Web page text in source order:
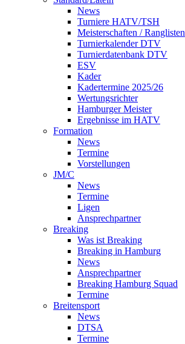
News
Turniere HATV/TSH
Meisterschaften / Ranglisten
Turnierkalender DTV
Turnierdatenbank DTV
ESV
Kader
Kadertermine 2025/26
Wertungsrichter
Hamburger Meister
Ergebnisse im HATV
Formation
News
Termine
Vorstellungen
JM/C
News
Termine
Ligen
Ansprechpartner
Breaking
Was ist Breaking
Breaking in Hamburg
News
Ansprechpartner
Breaking Hamburg Squad
Termine
Breitensport
News
DTSA
Termine